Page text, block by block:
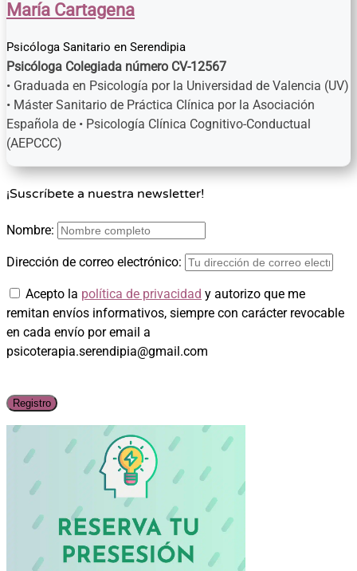
María Cartagena
Psicóloga Sanitario en Serendipia
Psicóloga Colegiada número CV-12567
• Graduada en Psicología por la Universidad de Valencia (UV)
• Máster Sanitario de Práctica Clínica por la Asociación
Española de • Psicología Clínica Cognitivo-Conductual
(AEPCCC)
¡Suscríbete a nuestra newsletter!
Nombre:
Dirección de correo electrónico:
Acepto la política de privacidad y autorizo que me
remitan envíos informativos, siempre con carácter revocable
en cada envío por email a
psicoterapia.serendipia@gmail.com